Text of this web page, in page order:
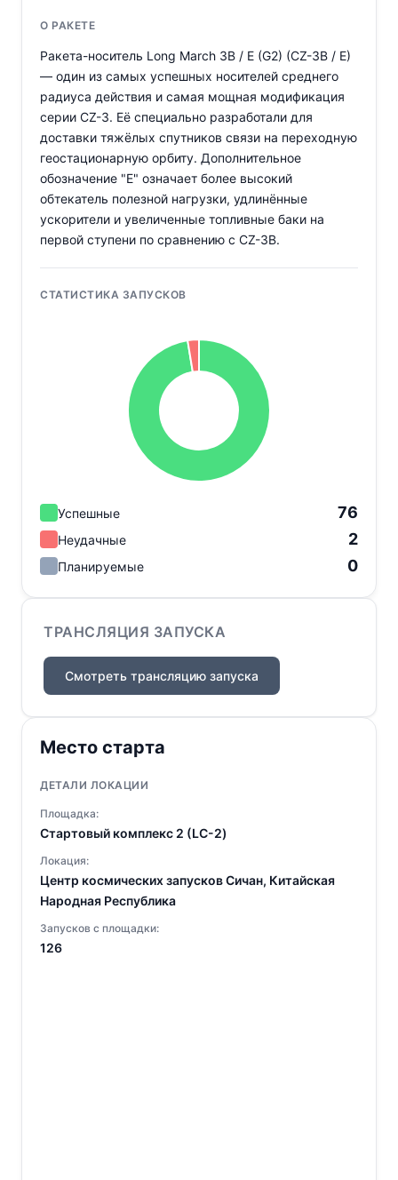
О РАКЕТЕ
Ракета-носитель Long March 3B / E (G2) (CZ-3B / E)
— один из самых успешных носителей среднего
радиуса действия и самая мощная модификация
серии CZ-3. Её специально разработали для
доставки тяжёлых спутников связи на переходную
геостационарную орбиту. Дополнительное
обозначение "E" означает более высокий
обтекатель полезной нагрузки, удлинённые
ускорители и увеличенные топливные баки на
первой ступени по сравнению с CZ-3B.
СТАТИСТИКА ЗАПУСКОВ
Успешные 76
Неудачные 2
Планируемые 0
ТРАНСЛЯЦИЯ ЗАПУСКА
Смотреть трансляцию запуска
Место старта
ДЕТАЛИ ЛОКАЦИИ
Площадка:
Стартовый комплекс 2 (LC-2)
Локация:
Центр космических запусков Сичан, Китайская
Народная Республика
Запусков с площадки:
126